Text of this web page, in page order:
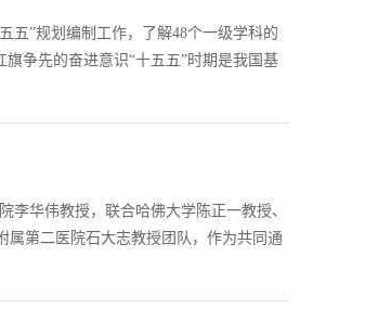
五”规划编制工作，了解48个一级学科的
争先的奋进意识“十五五”时期是我国‌基
华伟教授，联合哈佛大学陈正一教授、
第二医院石大志教授团队，作为共同通